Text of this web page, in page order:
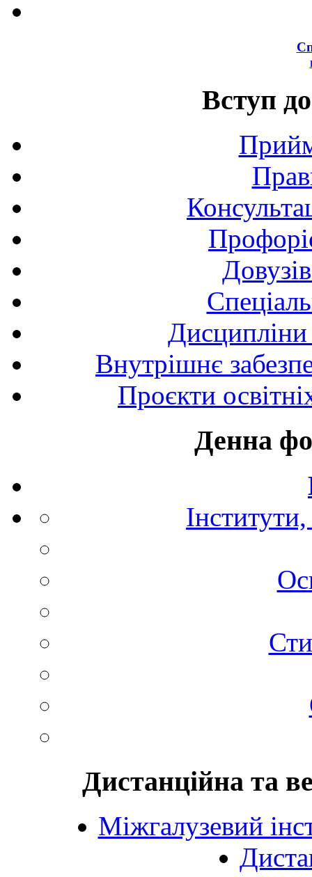
Вступ
Внутрішнє
Проєкти
Денна
Дистанційна та
Міжгалузевий